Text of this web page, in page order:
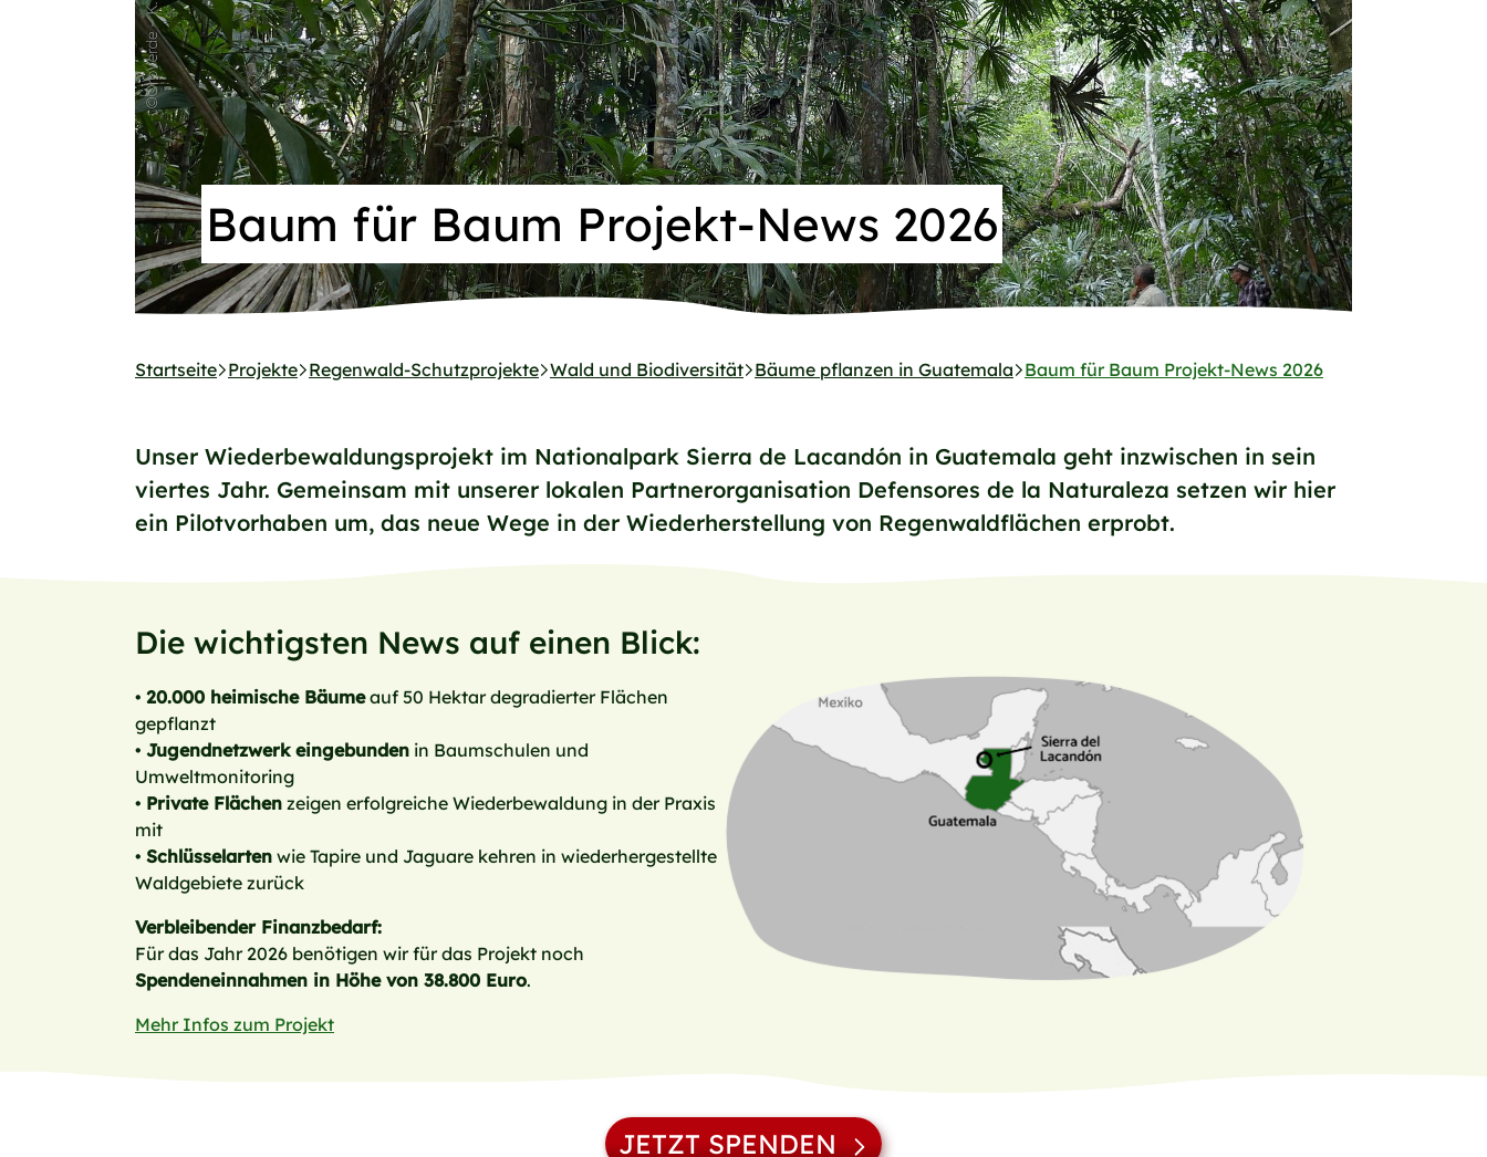
Baum für Baum Projekt-News 2026
Startseite Projekte Regenwald-Schutzprojekte Wald und Biodiversität Bäume pflanzen in Guatemala Baum für Baum Projekt-News 2026
Unser Wiederbewaldungsprojekt im Nationalpark Sierra de Lacandón in Guatemala geht inzwischen in sein
viertes Jahr. Gemeinsam mit unserer lokalen Partnerorganisation Defensores de la Naturaleza setzen wir hier
ein Pilotvorhaben um, das neue Wege in der Wiederherstellung von Regenwaldflächen erprobt.
Die wichtigsten News auf einen Blick:
• 20.000 heimische Bäumeauf 50 Hektar degradierter Flächen
gepflanzt
• Jugendnetzwerk eingebunden in Baumschulen und
Umweltmonitoring
• Private Flächen zeigen erfolgreiche Wiederbewaldung in der Praxis
mit
• Schlüsselarten wie Tapire und Jaguare kehren in wiederhergestellte
Waldgebiete zurück
Verbleibender Finanzbedarf:
Für das Jahr 2026 benötigen wir für das Projekt noch
Spendeneinnahmen in Höhe von 38.800 Euro.
Mehr Infos zum Projekt
JETZT SPENDEN